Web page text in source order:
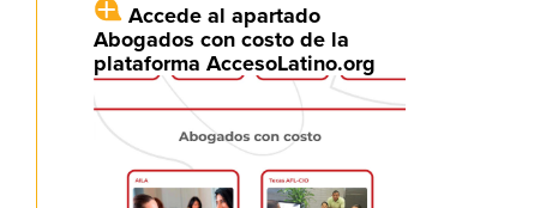
Accede al apartado
Abogados con costo de la
plataforma AccesoLatino.org